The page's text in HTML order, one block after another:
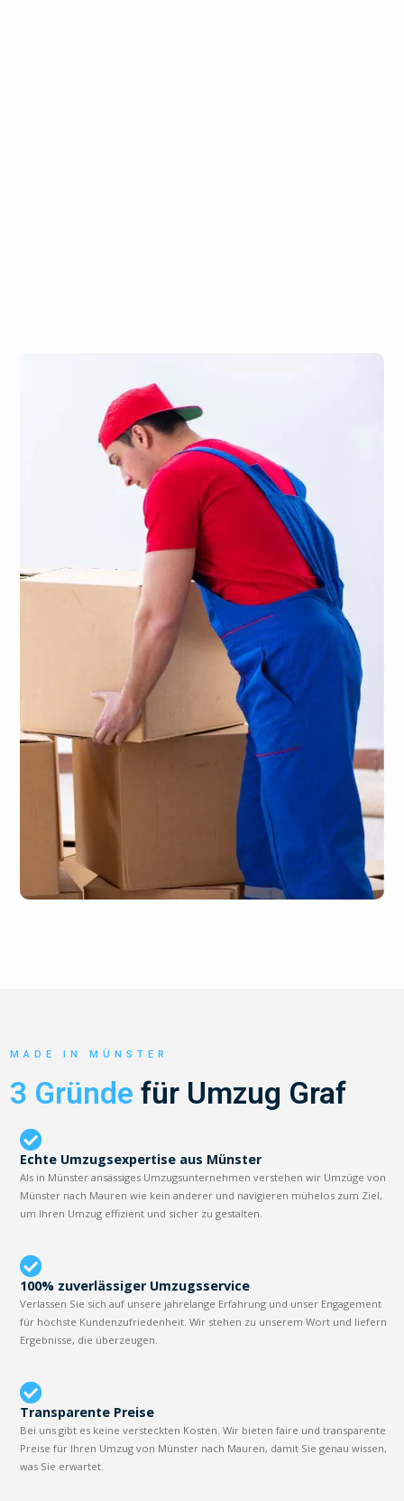
MADE IN MÜNSTER
3 Gründe für Umzug Graf
Echte Umzugsexpertise aus Münster
Als in Münster ansässiges Umzugsunternehmen verstehen wir Umzüge von
Münster nach Mauren wie kein anderer und navigieren mühelos zum Ziel,
um Ihren Umzug effizient und sicher zu gestalten.
100% zuverlässiger Umzugsservice
Verlassen Sie sich auf unsere jahrelange Erfahrung und unser Engagement
für höchste Kundenzufriedenheit. Wir stehen zu unserem Wort und liefern
Ergebnisse, die überzeugen.
Transparente Preise
Bei uns gibt es keine versteckten Kosten. Wir bieten faire und transparente
Preise für Ihren Umzug von Münster nach Mauren, damit Sie genau wissen,
was Sie erwartet.